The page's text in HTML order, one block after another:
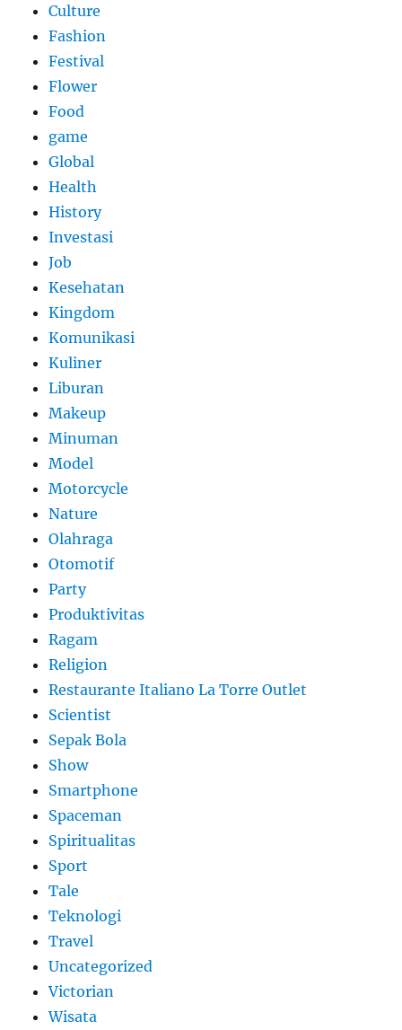
Culture
Fashion
Festival
Flower
Food
game
Global
Health
History
Investasi
Job
Kesehatan
Kingdom
Komunikasi
Kuliner
Liburan
Makeup
Minuman
Model
Motorcycle
Nature
Olahraga
Otomotif
Party
Produktivitas
Ragam
Religion
Restaurante Italiano La Torre Outlet
Scientist
Sepak Bola
Show
Smartphone
Spaceman
Spiritualitas
Sport
Tale
Teknologi
Travel
Uncategorized
Victorian
Wisata